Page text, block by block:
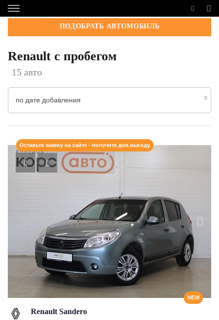
ПОДОБРАТЬ АВТОМОБИЛЬ
Renault с пробегом
15 авто
по дате добавления
NEW
Оставьте заявку на сайте - получите доп.выгоду
Renault Sandero